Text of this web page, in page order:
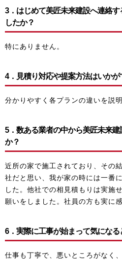
3．はじめて美匠未来建設へ連絡
したか？
特にありません。
4．見積り対応や提案方法はいかが
分かりやすく各プランの違いを説
5．数ある業者の中から美匠未来
か？
近所の家で施工されており、その
社だと思い、我が家の時には一番
した。他社での相見積もりは実施
願いをしました。社員の方も実に
6．実際に工事が始まって気にな
仕事も丁寧で、悪いところがなく